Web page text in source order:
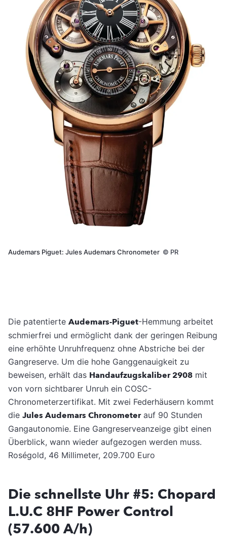
Audemars Piguet: Jules Audemars Chronometer © PR
Die patentierte Audemars-Piguet-Hemmung arbeitet
schmierfrei und ermöglicht dank der geringen Reibung
eine erhöhte Unruhfrequenz ohne Abstriche bei der
Gangreserve. Um die hohe Ganggenauigkeit zu
beweisen, erhält das Handaufzugskaliber 2908 mit
von vorn sichtbarer Unruh ein COSC-
Chronometerzertifikat. Mit zwei Federhäusern kommt
die Jules Audemars Chronometerauf 90 Stunden
Gangautonomie. Eine Gangreserveanzeige gibt einen
Überblick, wann wieder aufgezogen werden muss.
Roségold, 46 Millimeter, 209.700 Euro
Die schnellste Uhr #5: Chopard
L.U.C 8HF Power Control
(57.600 A/h)